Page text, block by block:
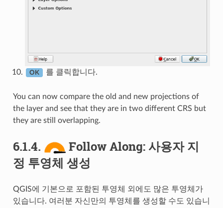
OK 를 클릭합니다.
You can now compare the old and new projections of
the layer and see that they are in two different CRS but
they are still overlapping.
6.1.4.
Follow Along: 사용자 지
정 투영체 생성
QGIS에 기본으로 포함된 투영체 외에도 많은 투영체가
있습니다. 여러분 자신만의 투영체를 생성할 수도 있습니